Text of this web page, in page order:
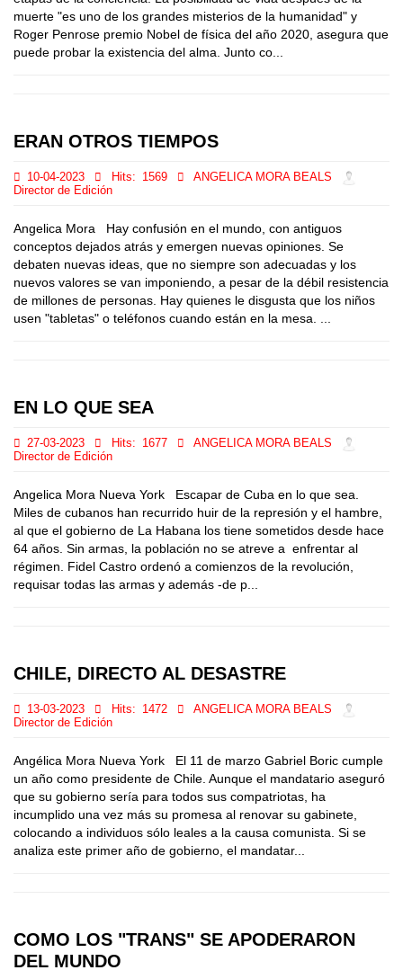
muerte "es uno de los grandes misterios de la humanidad" y
Roger Penrose premio Nobel de física del año 2020, asegura que
puede probar la existencia del alma. Junto co...
ERAN OTROS TIEMPOS
10-04-2023 Hits: 1569
ANGELICA MORA BEALS
Director de Edición
Angelica Mora Hay confusión en el mundo, con antiguos
conceptos dejados atrás y emergen nuevas opiniones. Se
debaten nuevas ideas, que no siempre son adecuadas y los
nuevos valores se van imponiendo, a pesar de la débil resistencia
de millones de personas. Hay quienes le disgusta que los niños
usen "tabletas" o teléfonos cuando están en la mesa. ...
EN LO QUE SEA
27-03-2023 Hits: 1677
ANGELICA MORA BEALS
Director de Edición
Angelica Mora Nueva York Escapar de Cuba en lo que sea.
Miles de cubanos han recurrido huir de la represión y el hambre,
al que el gobierno de La Habana los tiene sometidos desde hace
64 años. Sin armas, la población no se atreve a enfrentar al
régimen. Fidel Castro ordenó a comienzos de la revolución,
requisar todas las armas y además -de p...
CHILE, DIRECTO AL DESASTRE
13-03-2023 Hits: 1472
ANGELICA MORA BEALS
Director de Edición
Angélica Mora Nueva York El 11 de marzo Gabriel Boric cumple
un año como presidente de Chile. Aunque el mandatario aseguró
que su gobierno sería para todos sus compatriotas, ha
incumplido una vez más su promesa al renovar su gabinete,
colocando a individuos sólo leales a la causa comunista. Si se
analiza este primer año de gobierno, el mandatar...
COMO LOS "TRANS" SE APODERARON
DEL MUNDO